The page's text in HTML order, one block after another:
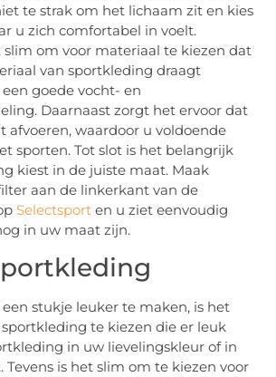
te strak om het lichaam zit en kies
u zich comfortabel in voelt.
slim om voor materiaal te kiezen dat
van sportkleding draagt
goede vocht- en
Daarnaast zorgt het ervoor dat
afvoeren, waardoor u voldoende
sporten. Tot slot is het belangrijk
kiest in de juiste maat. Maak
aan de linkerkant van de
Selectsport en u ziet eenvoudig
in uw maat zijn.
stukje leuker te maken, is het
te kiezen die er leuk
in uw lievelingskleur of in
is het slim om te kiezen voor